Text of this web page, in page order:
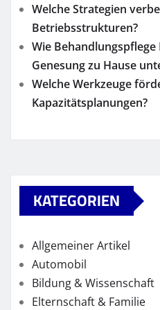
Welche Strategien
Betriebsstrukturen?
Wie
Genesung zu Hause
Welche Werkzeuge
Kapazitätsplanungen?
KATEGORIEN
Allgemeiner Artikel
Automobil
Bildung & Wissenschaft
Elternschaft & Familie